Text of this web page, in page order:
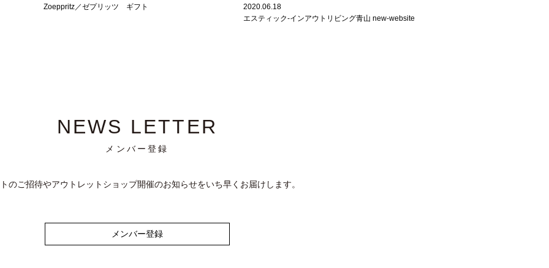
Zoeppritz／ゼプリッツ ギフト
2020.06.18
エスティック-インアウトリビング青山 new-website
NEWS LETTER
メンバー登録
のご招待やアウトレットショップ開催のお知らせをいち早くお届けします。
メンバー登録